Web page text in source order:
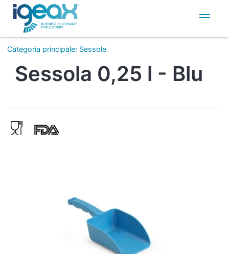
IT
EN
Categoria principale: Sessole
Sessola 0,25 l - Blu